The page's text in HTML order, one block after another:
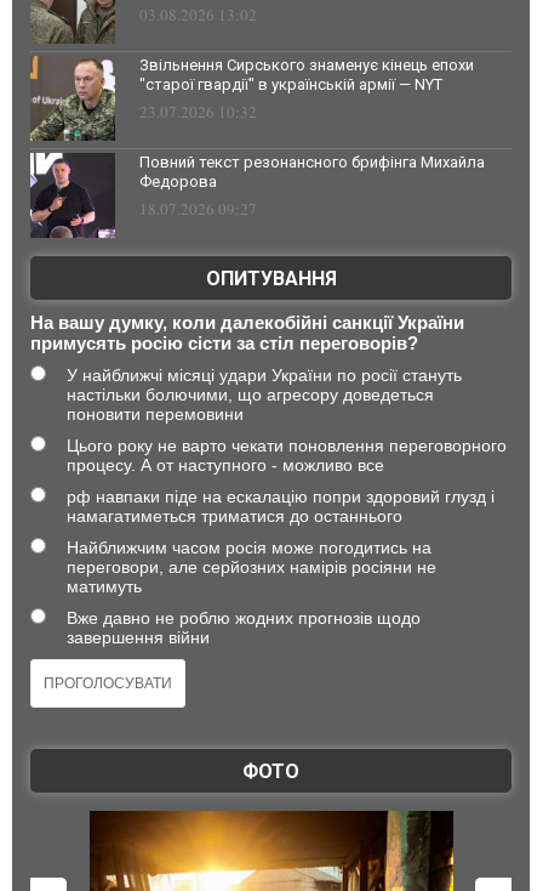
03.08.2026 13:02
Звільнення Сирського знаменує кінець епохи
"старої гвардії" в українській армії — NYT
23.07.2026 10:32
Повний текст резонансного брифінга Михайла
Федорова
18.07.2026 09:27
ОПИТУВАННЯ
На вашу думку, коли далекобійні санкції України
примусять росію сісти за стіл переговорів?
У найближчі місяці удари України по росії стануть
настільки болючими, що агресору доведеться
поновити перемовини
Цього року не варто чекати поновлення переговорного
процесу. А от наступного - можливо все
рф навпаки піде на ескалацію попри здоровий глузд і
намагатиметься триматися до останнього
Найближчим часом росія може погодитись на
переговори, але серйозних намірів росіяни не
матимуть
Вже давно не роблю жодних прогнозів щодо
завершення війни
ФОТО